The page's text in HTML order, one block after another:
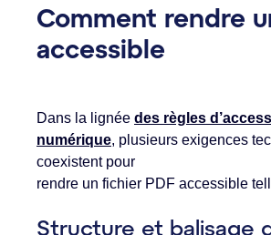
Comment rendre
accessible
Dans la lignée des règles
numérique, plusieurs exigences
coexistent pour
rendre un fichier PDF accessible
Structure et balisage